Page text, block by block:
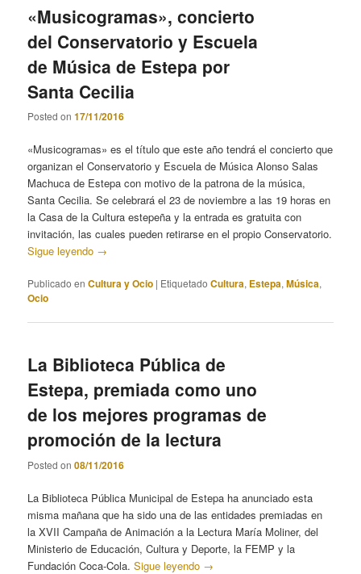
«Musicogramas», concierto
del Conservatorio y Escuela
de Música de Estepa por
Santa Cecilia
Posted on17/11/2016
«Musicogramas» es el título que este año tendrá el concierto que
organizan el Conservatorio y Escuela de Música Alonso Salas
Machuca de Estepa con motivo de la patrona de la música,
Santa Cecilia. Se celebrará el 23 de noviembre a las 19 horas en
la Casa de la Cultura estepeña y la entrada es gratuita con
invitación, las cuales pueden retirarse en el propio Conservatorio.
Sigue leyendo →
Publicado en Cultura y Ocio | Etiquetado Cultura, Estepa,Música,
Ocio
La Biblioteca Pública de
Estepa, premiada como uno
de los mejores programas de
promoción de la lectura
Posted on08/11/2016
La Biblioteca Pública Municipal de Estepa ha anunciado esta
misma mañana que ha sido una de las entidades premiadas en
la XVII Campaña de Animación a la Lectura María Moliner, del
Ministerio de Educación, Cultura y Deporte, la FEMP y la
Fundación Coca-Cola.Sigue leyendo →